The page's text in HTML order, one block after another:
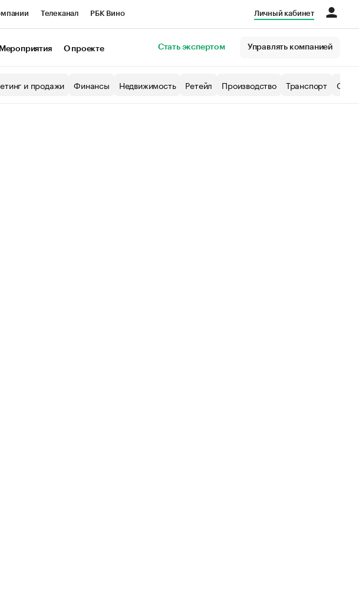
Телеканал РБК Вино
Бизнес
Личный кабинет
Мероприятия О проекте Стать экспертом Управлять компанией
и продажи Финансы Недвижимость Ретейл Производство Транспорт